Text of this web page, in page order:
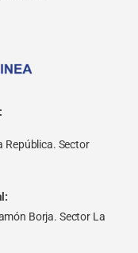
República. Sector
Borja. Sector La